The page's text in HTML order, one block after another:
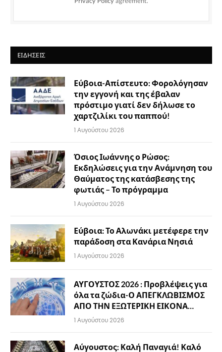
ΕΙΔΉΣΕΙΣ
Εύβοια-Απίστευτο: Φορολόγησαν
την εγγονή και της έβαλαν
πρόστιμο γιατί δεν δήλωσε το
χαρτζιλίκι του παππού!
1 Αυγούστου 2026
Όσιος Ιωάννης ο Ρώσος:
Εκδηλώσεις για την Ανάμνηση του
Θαύματος της κατάσβεσης της
φωτιάς – Το πρόγραμμα
1 Αυγούστου 2026
Εύβοια: Το Αλωνάκι μετέφερε την
παράδοση στα Κανάρια Νησιά
1 Αυγούστου 2026
ΑΥΓΟΥΣΤΟΣ 2026 : Προβλέψεις για
όλα τα ζώδια-Ο ΑΠΕΓΚΛΩΒΙΣΜΟΣ
ΑΠΟ ΤΗΝ ΕΞΩΤΕΡΙΚΗ ΕΙΚΟΝΑ…
1 Αυγούστου 2026
Αύγουστος: Καλή Παναγιά! Καλό